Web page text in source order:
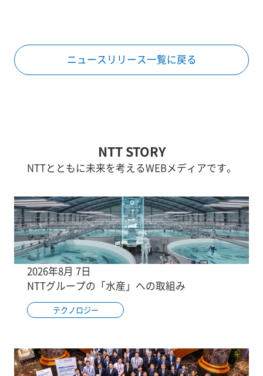
ニュースリリース一覧に戻る
NTT STORY
NTTとともに未来を考えるWEBメディアです。
2026年8月 7日
NTTグループの「水産」への取組み
テクノロジー